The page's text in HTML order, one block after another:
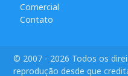
Comercial
Contato
© 2007 - 2026 Todos os
reprodução desde que